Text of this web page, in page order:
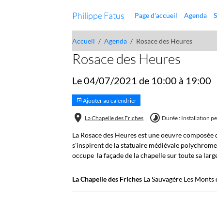
Philippe Fatus Page d'accueil Agenda
Accueil Agenda Rosace des Heures
Rosace des Heures
Le 04/07/2021 de 10:00 à 19:00
Ajouter au calendrier
La Chapelle des Friches Durée : Installation
La Rosace des Heures est une oeuvre
s'inspirent de la statuaire médiévale
occupe la façade de la chapelle sur toute sa
La Chapelle des Friches La Sauvagère Les